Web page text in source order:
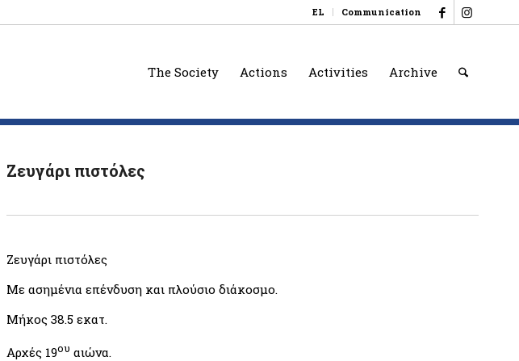
EL Communication
The Society Actions Activities Archive
Ζευγάρι πιστόλες
Ζευγάρι πιστόλες
Με ασημένια επένδυση και πλούσιο διάκοσμο.
Μήκος 38.5 εκατ.
Αρχές 19ου αιώνα.